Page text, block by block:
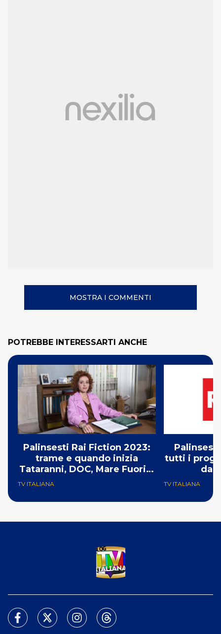
MOSTRA I COMMENTI
POTREBBE INTERESSARTI ANCHE
Palinsesti Rai Fiction 2023:
trame e quando inizia
Tataranni, DOC, Mare Fuori e
Un Professore & co
TV ITALIANA
tutti i
da
TV ITALIANA